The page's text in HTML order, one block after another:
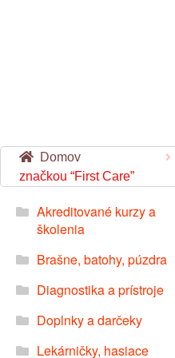
Domov
značkou “First Care”
Akreditované kurzy a
školenia
Brašne, batohy, púzdra
Diagnostika a prístroje
Doplnky a darčeky
Lekárničky, hasiace